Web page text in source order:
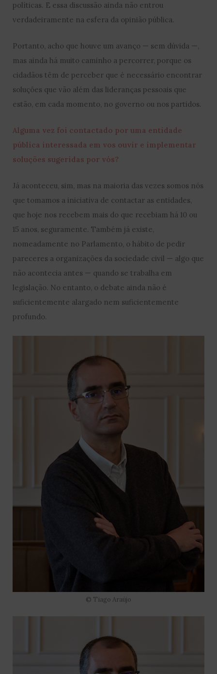
políticas. E essa discussão ainda não entrou
verdadeiramente na esfera da opinião pública.
Portanto, acho que houve um avanço — sem dúvida —,
mas ainda há muito caminho a percorrer, porque os
cidadãos têm de perceber que é necessário encontrar
soluções que vão além das lideranças pessoais que
estão, em cada momento, no governo ou nos partidos.
Alguma vez foi contactado por uma entidade
pública interessada em vos ouvir e implementar
soluções sugeridas por vós?
Já aconteceu, sim, mas na maioria das vezes somos nós
que tomamos a iniciativa de contactar as entidades,
que hoje nos recebem mais do que recebiam há 10 ou
15 anos, seguramente. Também já existe,
nomeadamente no Parlamento, o hábito de pedir
pareceres a organizações da sociedade civil — algo que
não acontecia antes — quando se trabalha em
legislação. No entanto, o debate ainda não é
suficientemente alargado nem suficientemente
profundo.
© Tiago Araújo